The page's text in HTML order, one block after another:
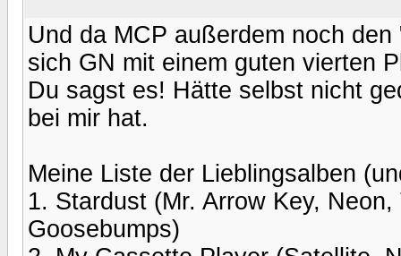
Und da MCP außerdem noch
sich GN mit einem guten vierten
Du sagst es! Hätte selbst nicht
bei mir hat.
Meine Liste der Lieblingsalben
1. Stardust (Mr. Arrow Key,
Goosebumps)